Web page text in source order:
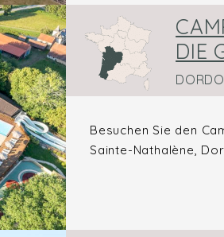
DIE
Besuchen Sie den
Sainte-Nathalène,